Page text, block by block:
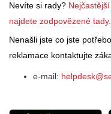
Nevíte si rady?
najdete zodpovězené tady.
Nenašli jste co jste
reklamace kontaktujte
e-mail: